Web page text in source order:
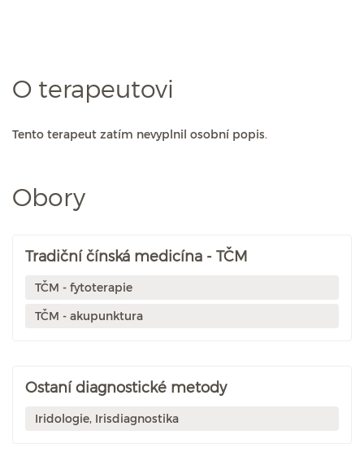
O terapeutovi
Tento terapeut zatím nevyplnil osobní popis.
Obory
Tradiční čínská medicína - TČM
TČM - fytoterapie
TČM - akupunktura
Ostaní diagnostické metody
Iridologie, Irisdiagnostika